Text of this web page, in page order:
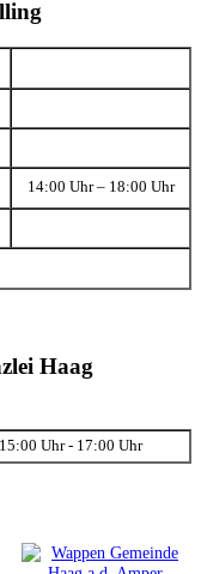
14:00 Uhr – 18:00 Uhr
Haag
15:00 Uhr - 17:00 Uhr